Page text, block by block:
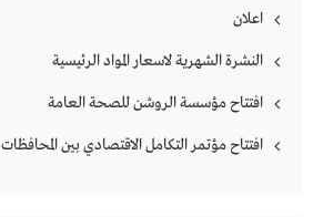
اعلان
النشرة الشهرية لاسعار المواد الرئيسية
افتتاح مؤسسة الروشن للصحة العامة
افتتاح مؤتمر التكامل الاقتصادي بين المحافظات